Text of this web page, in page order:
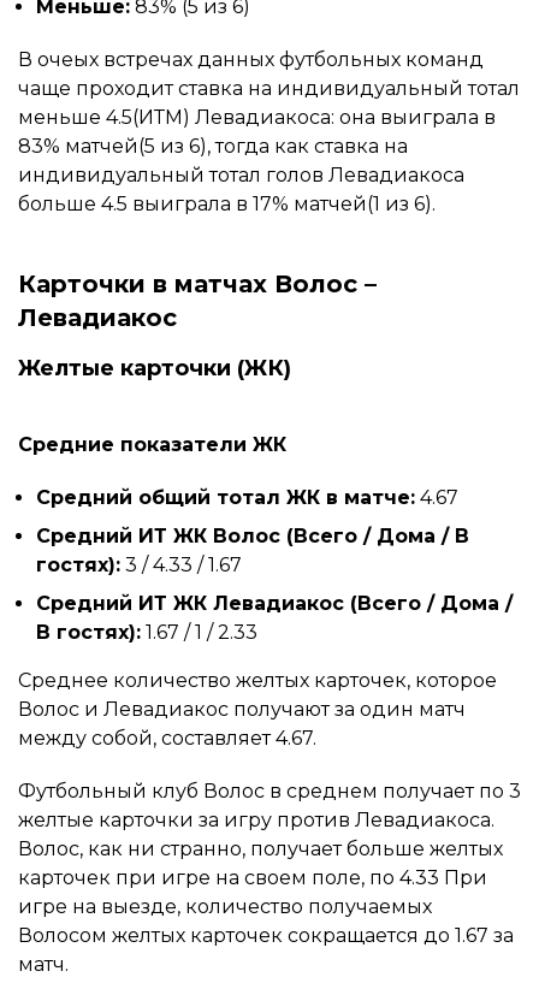
Меньше: 83% (5 из 6)
В очеых встречах данных футбольных команд
чаще проходит ставка на индивидуальный тотал
меньше 4.5(ИТМ) Левадиакоса: она выиграла в
83% матчей(5 из 6), тогда как ставка на
индивидуальный тотал голов Левадиакоса
больше 4.5 выиграла в 17% матчей(1 из 6).
Карточки в матчах Волос –
Левадиакос
Желтые карточки (ЖК)
Средние показатели ЖК
Средний общий тотал ЖК в матче: 4.67
Средний ИТ ЖК Волос (Всего / Дома / В
гостях): 3 / 4.33 / 1.67
Средний ИТ ЖК Левадиакос (Всего / Дома /
В гостях): 1.67 / 1 / 2.33
Среднее количество желтых карточек, которое
Волос и Левадиакос получают за один матч
между собой, составляет 4.67.
Футбольный клуб Волос в среднем получает по 3
желтые карточки за игру против Левадиакоса.
Волос, как ни странно, получает больше желтых
карточек при игре на своем поле, по 4.33 При
игре на выезде, количество получаемых
Волосом желтых карточек сокращается до 1.67 за
матч.